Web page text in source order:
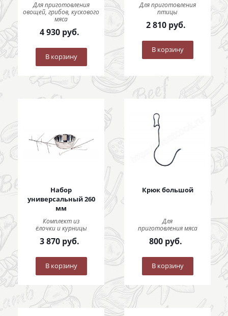
Для приготовления
овощей, грибов, кускового
мяса
4 930руб.
В корзину
Для приготовления
птицы
2 810руб.
В корзину
Набор
универсальный 260
мм
Комплект из
ёлочки и курницы
3 870руб.
В корзину
Крюк большой
Для
приготовления мяса
800 руб.
В корзину